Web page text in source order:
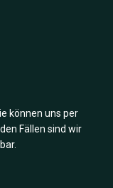
können uns per
Fällen sind wir